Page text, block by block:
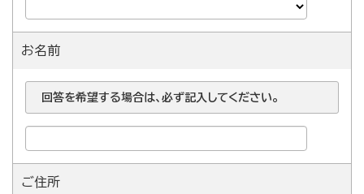
お名前
回答を希望する場合は、必ず記入してください。
ご住所